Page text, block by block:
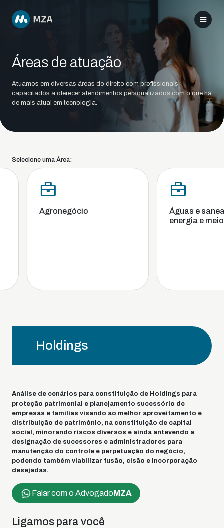
Áreas de atuação
Atuamos em diversas áreas do direito com profissionais
capacitados a oferecer atendimentos personalizados com o que há
de mais atual em tecnologia.
Selecione uma Área:
Agronegócio
Águas e
energia e meio
Holdings
Análise de cenários para constituição de Holdings para
proteção patrimonial e planejamento sucessório de
empresas e famílias visando ao melhor aproveitamento e
distribuição de patrimônio, na constituição de capital
social, minorando riscos diversos e ainda antevendo a
designação de sucessores e administradores para
manutenção do controle e perpetuação do negócio,
podendo também viabilizar fusão, cisão e incorporação
desejadas.
Falar com o AdvogadoMZA
Ligamos para você